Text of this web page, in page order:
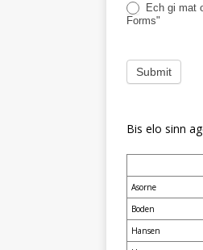
Ech gi mat
Forms"
Submit
Bis elo sinn
Asorne
Boden
Hansen